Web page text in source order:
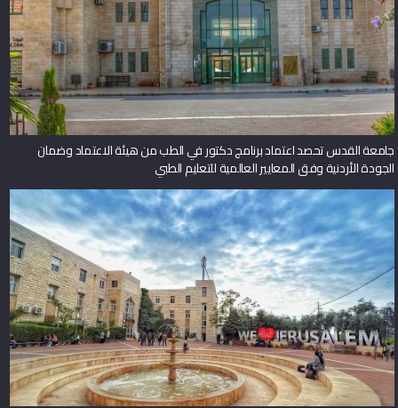
جامعة القدس تحصد اعتماد برنامج دكتور في الطب من هيئة الاعتماد وضمان
الجودة الأردنية وفق المعايير العالمية للتعليم الطبي